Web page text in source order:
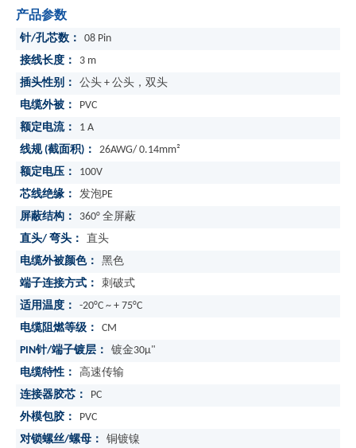
产品参数
针/孔芯数：
08 Pin
接线长度：
3 m
插头性别：
公头 + 公头，双头
电缆外被：
PVC
额定电流：
1 A
线规 (截面积)：
26AWG/ 0.14mm²
额定电压：
100V
芯线绝缘：
发泡PE
屏蔽结构：
360° 全屏蔽
直头/ 弯头：
直头
电缆外被颜色：
黑色
端子连接方式：
刺破式
适用温度：
-20°C ~ + 75°C
电缆阻燃等级：
CM
PIN针/端子镀层：
镀金30μ"
电缆特性：
高速传输
连接器胶芯：
PC
外模包胶：
PVC
对锁螺丝/螺母：
铜镀镍